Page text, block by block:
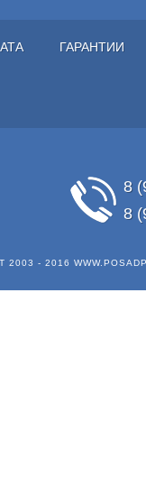
ГАРАНТИИ
8
8
2003 - 2016